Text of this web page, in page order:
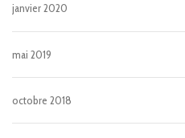
janvier 2020
mai 2019
octobre 2018